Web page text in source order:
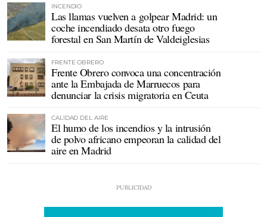
INCENDIO
Las llamas vuelven a golpear Madrid: un
coche incendiado desata otro fuego
forestal en San Martín de Valdeiglesias
FRENTE OBRERO
Frente Obrero convoca una concentración
ante la Embajada de Marruecos para
denunciar la crisis migratoria en Ceuta
CALIDAD DEL AIRE
El humo de los incendios y la intrusión
de polvo africano empeoran la calidad del
aire en Madrid